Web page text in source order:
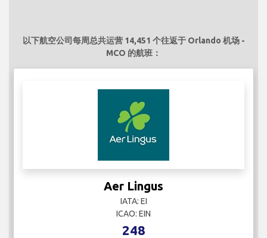
以下航空公司每周总共运营 14,451 个往返于 Orlando 机场 -
MCO 的航班：
Aer Lingus
IATA: EI
ICAO: EIN
248